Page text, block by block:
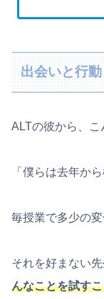
出会いと行動
ALTの彼から、こ
「僕らは去年か
毎授業で多少の
それを好まない
んなことを試す